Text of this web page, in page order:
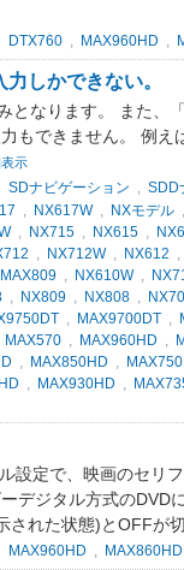
DTX760 , MAX960HD ,
しかできない。
となります。 また、
もできません。 例
示
SDナビゲーション , SDD
, NX617W, NXモデル ,
, NX715 , NX615 ,
, NX712W, NX612 ,
MAX809 , NX610W,
, NX809 , NX808 ,
, MAX9700DT ,
MAX570 , MAX960HD ,
, MAX850HD ,
, MAX930HD ,
設定で、映画のセリ
デジタル方式のDVD
れた状態)とOFFが
MAX960HD , MAX860HD